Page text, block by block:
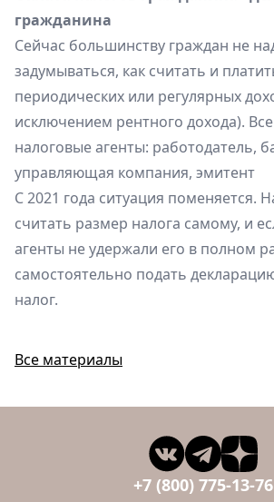
гражданина
Сейчас большинству граждан не
задумываться, как считать и
периодических или регулярных
исключением рентного дохода).
налоговые агенты: работодатель,
управляющая компания, эмитент
С 2021 года ситуация поменяется.
считать размер налога самому, и
агенты не удержали его в полном
самостоятельно подать
налог.
Все материалы
+7 (800) 775-13-76